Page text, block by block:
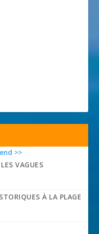
>>
VAGUES
À LA PLAGE